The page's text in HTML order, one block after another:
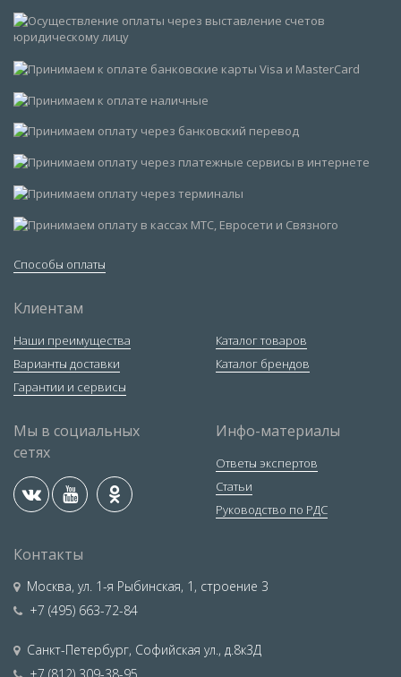
Способы оплаты
Клиентам
Наши преимущества
Варианты доставки
Гарантии и сервисы
Каталог товаров
Каталог брендов
Мы в социальных
сетях
Инфо-материалы
Ответы экспертов
Статьи
Руководство по РДС
Контакты
Москва, ул. 1-я Рыбинская, 1, строение 3
+7 (495) 663-72-84
Санкт-Петербург, Софийская ул., д.8к3Д